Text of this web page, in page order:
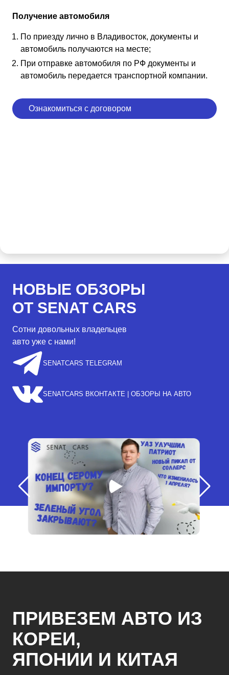
Получение автомобиля
По приезду лично в Владивосток, документы и
автомобиль получаются на месте;
При отправке автомобиля по РФ документы и
автомобиль передается транспортной компании.
Ознакомиться с договором
НОВЫЕ ОБЗОРЫ
ОТ SENAT CARS
Сотни довольных владельцев
авто уже с нами!
SENATCARS TELEGRAM
SENATCARS ВКОНТАКТЕ | ОБЗОРЫ НА АВТО
ПРИВЕЗЕМ АВТО ИЗ
КОРЕИ,
ЯПОНИИ И КИТАЯ